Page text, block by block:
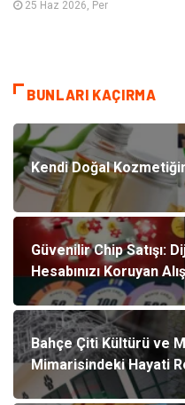
25 Haz 2026, Per
BUNLARI KAÇIRMA
Kendi Doğal
Güvenilir Chip Satışı:
Hesabınızı Koruyan
Bahçe Çiti Kültürü ve
Mimarisindeki Hayati